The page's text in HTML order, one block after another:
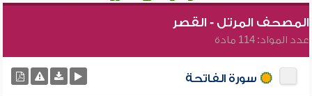
المصحف المرتل - القصر
عدد المواد: 114 مادة
سورة الفاتحة